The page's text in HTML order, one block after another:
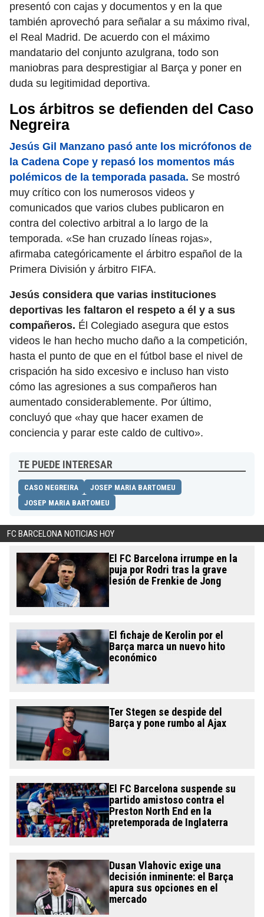
presentó con cajas y documentos y en la que
también aprovechó para señalar a su máximo rival,
el Real Madrid. De acuerdo con el máximo
mandatario del conjunto azulgrana, todo son
maniobras para desprestigiar al Barça y poner en
duda su legitimidad deportiva.
Los árbitros se defienden del Caso
Negreira
Jesús Gil Manzano pasó ante los micrófonos de
la Cadena Cope y repasó los momentos más
polémicos de la temporada pasada. Se mostró
muy crítico con los numerosos videos y
comunicados que varios clubes publicaron en
contra del colectivo arbitral a lo largo de la
temporada. «Se han cruzado líneas rojas»,
afirmaba categóricamente el árbitro español de la
Primera División y árbitro FIFA.
Jesús considera que varias instituciones
deportivas les faltaron el respeto a él y a sus
compañeros. Él Colegiado asegura que estos
videos le han hecho mucho daño a la competición,
hasta el punto de que en el fútbol base el nivel de
crispación ha sido excesivo e incluso han visto
cómo las agresiones a sus compañeros han
aumentado considerablemente. Por último,
concluyó que «hay que hacer examen de
conciencia y parar este caldo de cultivo».
TE PUEDE INTERESAR
CASO NEGREIRA
JOSEP MARIA BARTOMEU
JOSEP MARIA BARTOMEU
FC BARCELONA NOTICIAS HOY
El FC Barcelona irrumpe en la
puja por Rodri tras la grave
lesión de Frenkie de Jong
El fichaje de Kerolin por el
Barça marca un nuevo hito
económico
Ter Stegen se despide del
Barça y pone rumbo al Ajax
El FC Barcelona suspende su
partido amistoso contra el
Preston North End en la
pretemporada de Inglaterra
Dusan Vlahovic exige una
decisión inminente: el Barça
apura sus opciones en el
mercado